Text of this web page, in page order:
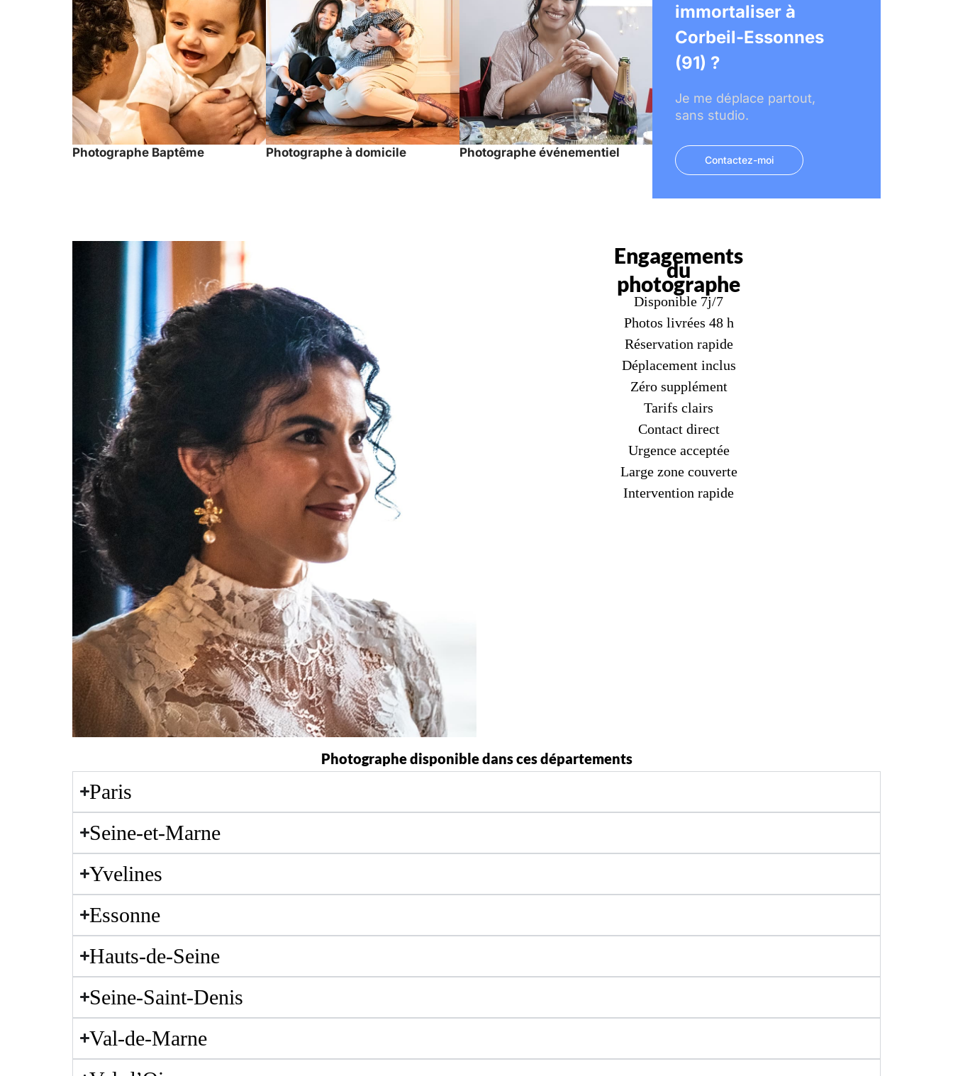
Photographe Baptême Photographe à domicile Photographe événementiel
immortaliser à
Corbeil-Essonnes
(91) ?
Je me déplace partout,
sans studio.
Contactez-moi
Engagements
du
photographe
Disponible 7j/7
Photos livrées 48 h
Réservation rapide
Déplacement inclus
Zéro supplément
Tarifs clairs
Contact direct
Urgence acceptée
Large zone couverte
Intervention rapide
Photographe disponible dans ces départements
Paris
Seine-et-Marne
Yvelines
Essonne
Hauts-de-Seine
Seine-Saint-Denis
Val-de-Marne